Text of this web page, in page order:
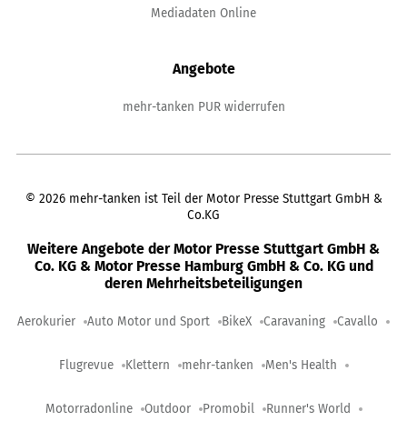
Mediadaten Online
Angebote
mehr-tanken PUR widerrufen
© 2026 mehr-tanken ist Teil der Motor Presse Stuttgart GmbH &
Co.KG
Weitere Angebote der Motor Presse Stuttgart GmbH &
Co. KG & Motor Presse Hamburg GmbH & Co. KG und
deren Mehrheitsbeteiligungen
Aerokurier Auto Motor und Sport BikeX Caravaning Cavallo
Flugrevue Klettern mehr-tanken Men's Health
Motorradonline Outdoor Promobil Runner's World